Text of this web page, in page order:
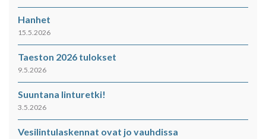
Hanhet
15.5.2026
Taeston 2026 tulokset
9.5.2026
Suuntana linturetki!
3.5.2026
Vesilintulaskennat ovat jo vauhdissa